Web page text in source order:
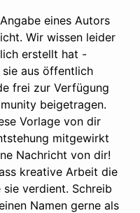
eines Autors
Wir wissen leider
erstellt hat -
aus öffentlich
frei zur Verfügung
beigetragen.
Vorlage von dir
mitgewirkt
Nachricht von dir!
kreative Arbeit die
verdient. Schreib
Namen gerne als